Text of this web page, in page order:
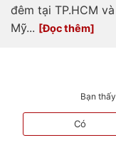
đêm tại TP.HCM
Mỹ...
Bạn
Có